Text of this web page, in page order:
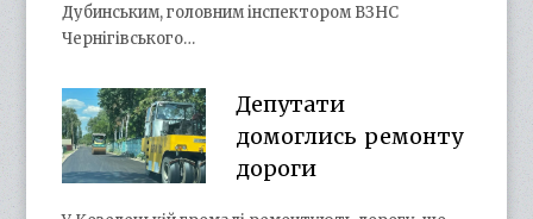
Дубинським, головним інспектором ВЗНС
Чернігівського…
Депутати
домоглись ремонту
дороги